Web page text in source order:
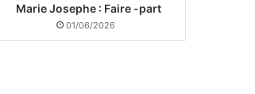
Marie Josephe : Faire -part
01/06/2026